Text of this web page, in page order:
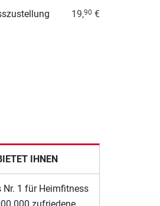
19,90 €
IHNEN
Nr. 1 für Heimfitness